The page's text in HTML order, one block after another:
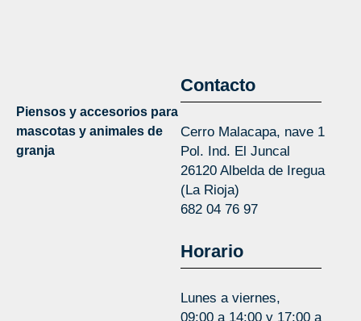
Piensos y accesorios para
mascotas y animales de
granja
Contacto
Cerro Malacapa, nave 1
Pol. Ind. El Juncal
26120 Albelda de Iregua
(La Rioja)
682 04 76 97
Horario
Lunes a viernes,
09:00 a 14:00 y 17:00 a